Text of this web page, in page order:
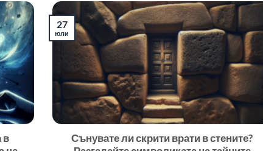
в
Сънувате ли скрити врати в стените?
27
юли